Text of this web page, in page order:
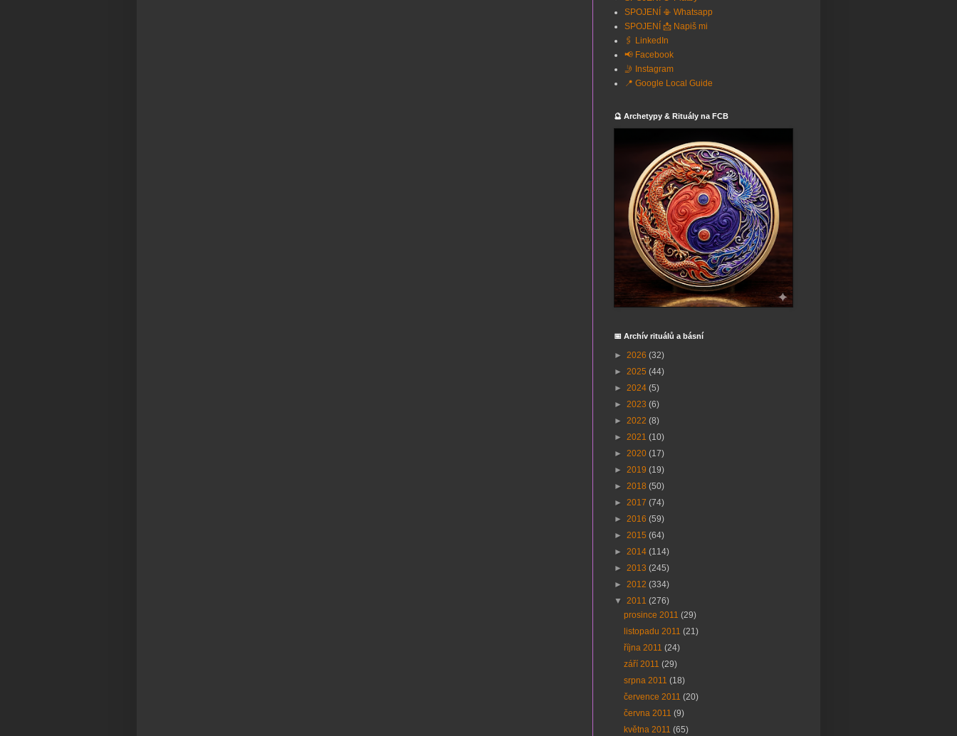
SPOJENÍ 📳 Whatsapp
SPOJENÍ 📩 Napiš mi
🖇️ LinkedIn
📢 Facebook
🤳 Instagram
📍 Google Local Guide
🔮 Archetypy & Rituály na FCB
📅 Archív rituálů a básní
► 2026 (32)
► 2025 (44)
► 2024 (5)
► 2023 (6)
► 2022 (8)
► 2021 (10)
► 2020 (17)
► 2019 (19)
► 2018 (50)
► 2017 (74)
► 2016 (59)
► 2015 (64)
► 2014 (114)
► 2013 (245)
► 2012 (334)
▼ 2011 (276)
prosince 2011(29)
listopadu 2011(21)
října 2011(24)
září 2011(29)
srpna 2011(18)
července 2011(20)
června 2011(9)
května 2011(65)